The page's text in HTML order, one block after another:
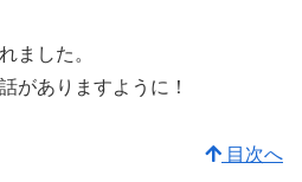
ました。
がありますように！
目次へ